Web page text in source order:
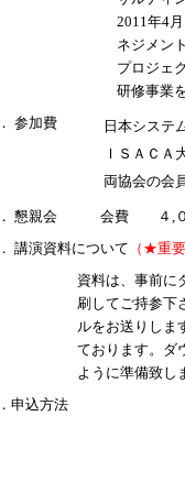
2011年4
ネジメン
プロジェ
研修事業
参加費
日本システ
ＩＳＡＣＡ
両協会の会
懇親会
会費 ４,０
講演資料について （★重
資料は、事前に
刷してご持参下
ルをお送りしま
ております。ダ
ように準備致し
申込方法